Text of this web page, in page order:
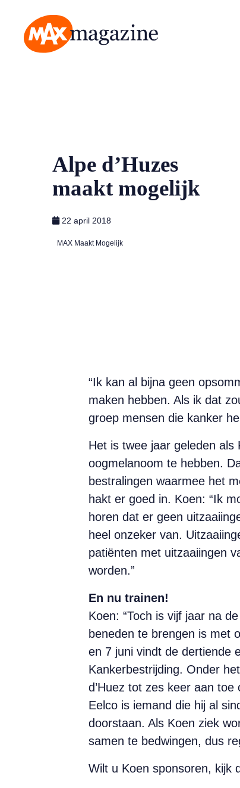
Alpe d’Huzes
maakt mogelijk
22 april 2018
MAX Maakt Mogelijk
“Ik kan al bijna geen
maken hebben. Als ik dat
groep mensen die kanker
Het is twee jaar geleden
oogmelanoom te hebben.
bestralingen waarmee het
hakt er goed in. Koen: “Ik
horen dat er geen
heel onzeker van.
patiënten met uitzaaiingen
worden.”
En nu trainen!
Koen: “Toch is vijf jaar na
beneden te brengen is met
en 7 juni vindt de dertiende
Kankerbestrijding. Onder
d’Huez tot zes keer aan
Eelco is iemand die hij al
doorstaan. Als Koen ziek
samen te bedwingen, dus
Wilt u Koen sponsoren, kijk